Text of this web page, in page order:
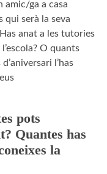
amic/ga a casa
qui serà la seva
anat a les tutories
O quants
l’has
pots
Quantes has
la